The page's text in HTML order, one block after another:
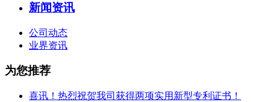
新闻资讯
公司动态
业界资讯
为您推荐
喜讯！热烈祝贺我司获得两项实用新型专利证书！